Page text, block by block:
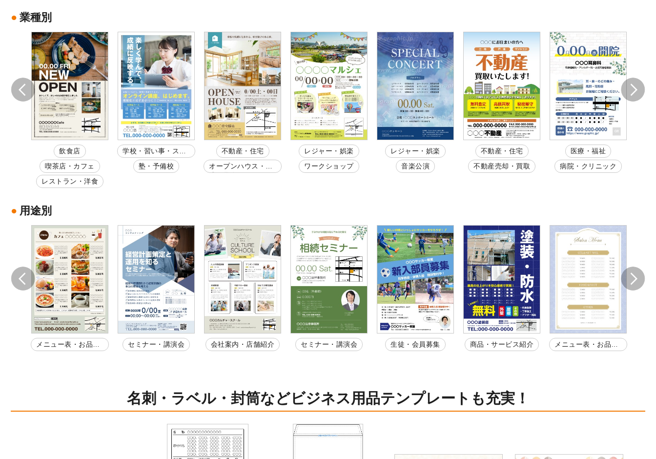
業種別
飲食店
喫茶店・カフェ
レストラン・洋食
学校・習い事・スク
ール
塾・予備校
不動産・住宅
オープンハウス・完
成見学会
レジャー・娯楽
ワークショップ
レジャー・娯楽
音楽公演
不動産・住宅
不動産売却・買取
医療・福祉
病院・クリニック
用途別
メニュー表・お品書
き
セミナー・講演会 会社案内・店舗紹介 セミナー・講演会 生徒・会員募集 商品・サービス紹介
メニュー表・お品書
き
名刺・ラベル・封筒などビジネス用品テンプレートも充実！